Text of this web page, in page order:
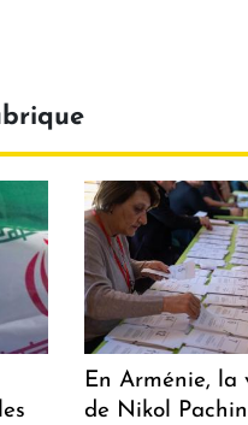
En Arménie, la
de Nikol